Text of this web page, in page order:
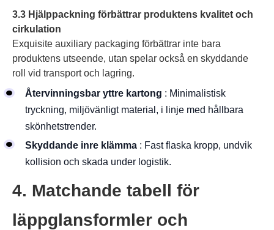
3.3 Hjälppackning förbättrar produktens kvalitet och
cirkulation
Exquisite auxiliary packaging förbättrar inte bara
produktens utseende, utan spelar också en skyddande
roll vid transport och lagring.
Återvinningsbar yttre kartong : Minimalistisk
tryckning, miljövänligt material, i linje med hållbara
skönhetstrender.
Skyddande inre klämma : Fast flaska kropp, undvik
kollision och skada under logistik.
4. Matchande tabell för
läppglansformler och